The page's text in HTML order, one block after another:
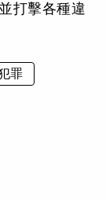
打擊各種違
罪